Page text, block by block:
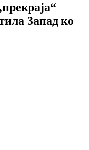
Запад ко